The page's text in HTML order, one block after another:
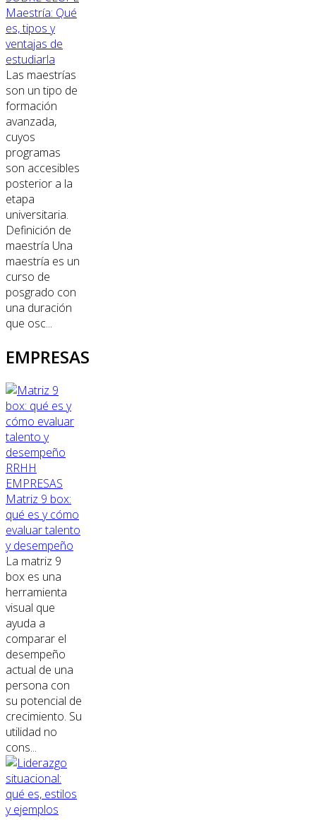
Maestría: Qué
es, tipos y
ventajas de
estudiarla
Las maestrías
son un tipo de
formación
avanzada,
cuyos
programas
son accesibles
posterior a la
etapa
universitaria.
Definición de
maestría Una
maestría es un
curso de
posgrado con
una duración
que osc...
EMPRESAS
RRHH
EMPRESAS
Matriz 9 box:
qué es y cómo
evaluar talento
y desempeño
La matriz 9
box es una
herramienta
visual que
ayuda a
comparar el
desempeño
actual de una
persona con
su potencial de
crecimiento. Su
utilidad no
cons...